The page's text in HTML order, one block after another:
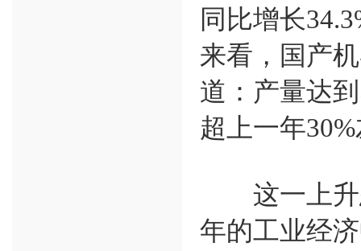
同比增长
来看，国产
道：产量达
超上一年
这一上升
年的工业经